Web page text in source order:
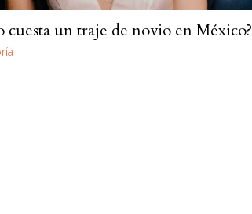
cuesta un traje de novio en México?